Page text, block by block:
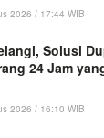
2026 / 17:44 WIB
Solusi
24 Jam
2026 / 16:10 WIB